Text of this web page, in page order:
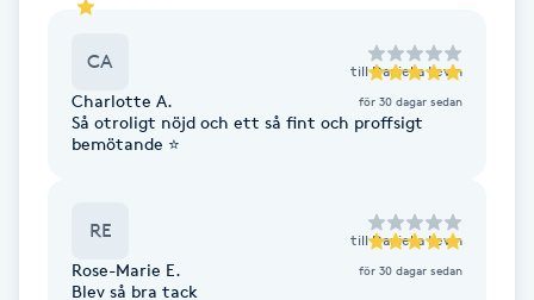
Fotsvamp
Fotvård
CA till Daniella Levin
Charlotte A. för 30 dagar sedan
Så otroligt nöjd och ett så fint och proffsigt
bemötande ⭐️
RE till Daniella Levin
Rose-Marie E. för 30 dagar sedan
Blev så bra tack